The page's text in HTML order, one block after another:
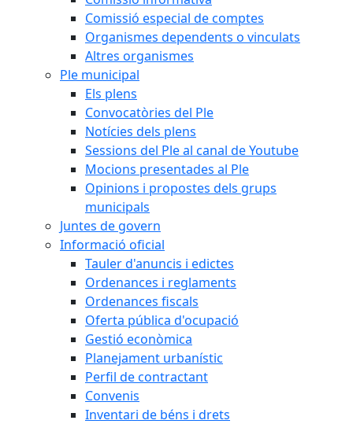
Comissió especial de comptes
Organismes dependents o vinculats
Altres organismes
Ple municipal
Els plens
Convocatòries del Ple
Notícies dels plens
Sessions del Ple al canal de Youtube
Mocions presentades al Ple
Opinions i propostes dels grups
municipals
Juntes de govern
Informació oficial
Tauler d'anuncis i edictes
Ordenances i reglaments
Ordenances fiscals
Oferta pública d'ocupació
Gestió econòmica
Planejament urbanístic
Perfil de contractant
Convenis
Inventari de béns i drets